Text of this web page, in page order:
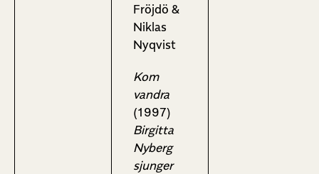
Fröjdö &
Niklas
Nyqvist
Kom
vandra
(1997)
Birgitta
Nyberg
sjunger